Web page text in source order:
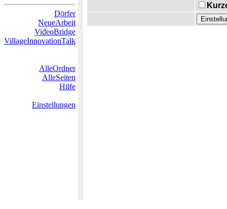
Dörfer
NeueArbeit
VideoBridge
VillageInnovationTalk
AlleOrdner
AlleSeiten
Hilfe
Einstellungen